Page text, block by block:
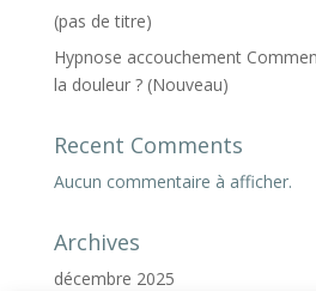
(pas de titre)
Hypnose accouchement
la douleur ? (Nouveau)
Recent Comments
Aucun commentaire à afficher.
Archives
décembre 2025